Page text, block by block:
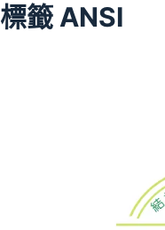
容
標籤 ANSI